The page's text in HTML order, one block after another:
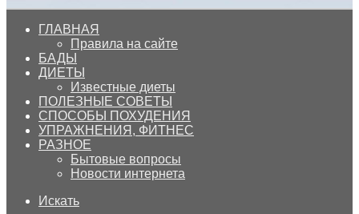
ГЛАВНАЯ
Правила на сайте
БАДЫ
ДИЕТЫ
Известные диеты
ПОЛЕЗНЫЕ СОВЕТЫ
СПОСОБЫ ПОХУДЕНИЯ
УПРАЖНЕНИЯ, ФИТНЕС
РАЗНОЕ
Бытовые вопросы
Новости интернета
Искать